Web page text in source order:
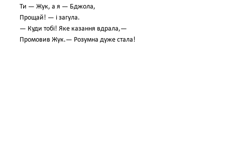
Ти — Жук, а я — Бджола,
Прощай! — і загула.
— Куди тобі! Яке казання вдрала,—
Промовив Жук.— Розумна дуже стала!